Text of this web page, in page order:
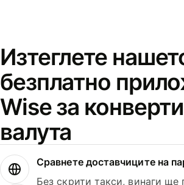
Изтеглете
безплатно
Wise за
валута
Сравнете доставчиците на
Без скрити такси, винаги ще